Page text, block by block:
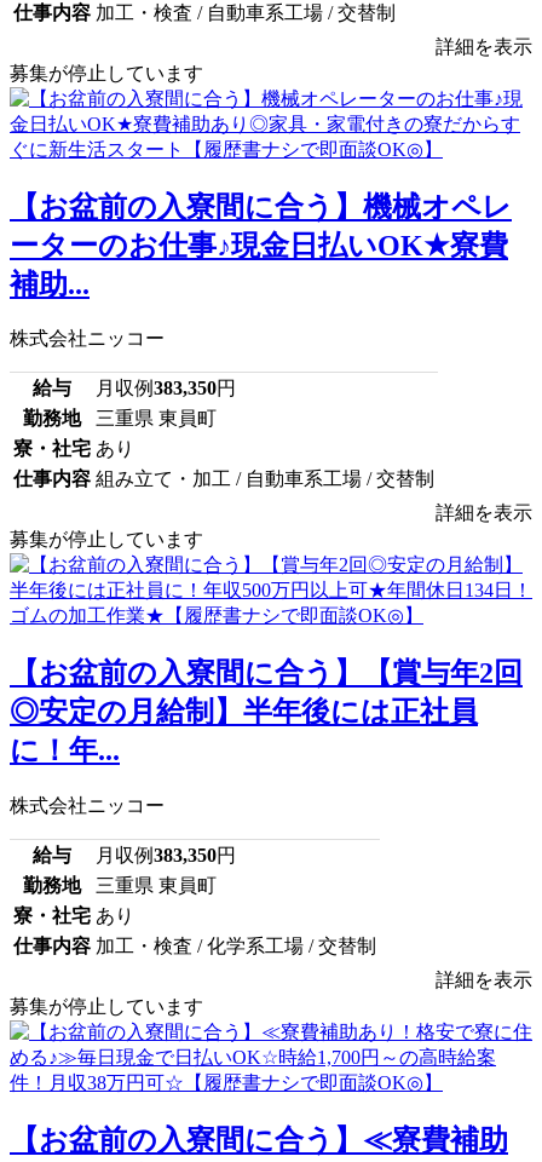
仕事内容 加工・検査 / 自動車系工場 / 交替制
詳細を表示
募集が停止しています
【お盆前の入寮間に合う】機械オペレ
ーターのお仕事♪現金日払いOK★寮費
補助...
株式会社ニッコー
給与 月収例383,350円
勤務地
三重県 東員町
寮・社宅 あり
仕事内容 組み立て・加工 / 自動車系工場 / 交替制
詳細を表示
募集が停止しています
【お盆前の入寮間に合う】【賞与年2回
◎安定の月給制】半年後には正社員
に！年...
株式会社ニッコー
給与 月収例383,350円
勤務地
三重県 東員町
寮・社宅 あり
仕事内容 加工・検査 / 化学系工場 / 交替制
詳細を表示
募集が停止しています
【お盆前の入寮間に合う】≪寮費補助